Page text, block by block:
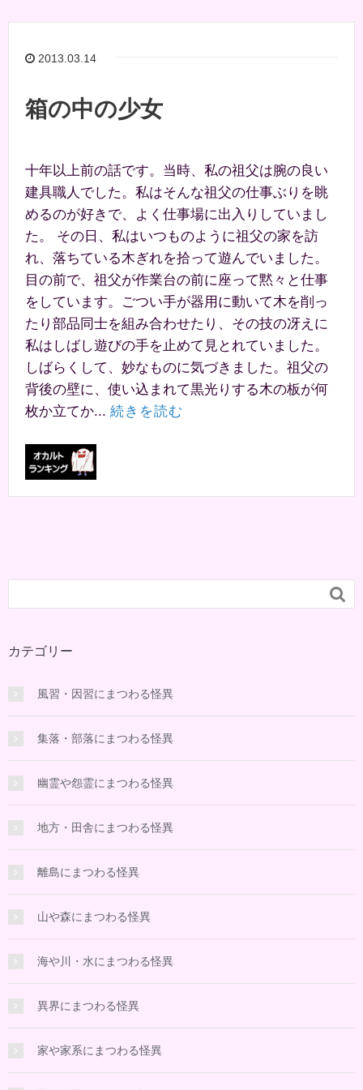
2013.03.14
箱の中の少女
十年以上前の話です。当時、私の祖父は腕の良い
建具職人でした。私はそんな祖父の仕事ぶりを眺
めるのが好きで、よく仕事場に出入りしていまし
た。 その日、私はいつものように祖父の家を訪
れ、落ちている木ぎれを拾って遊んでいました。
目の前で、祖父が作業台の前に座って黙々と仕事
をしています。ごつい手が器用に動いて木を削っ
たり部品同士を組み合わせたり、その技の冴えに
私はしばし遊びの手を止めて見とれていました。
しばらくして、妙なものに気づきました。祖父の
背後の壁に、使い込まれて黒光りする木の板が何
枚か立てか... 続きを読む

カテゴリー
風習・因習にまつわる怪異
集落・部落にまつわる怪異
幽霊や怨霊にまつわる怪異
地方・田舎にまつわる怪異
離島にまつわる怪異
山や森にまつわる怪異
海や川・水にまつわる怪異
異界にまつわる怪異
家や家系にまつわる怪異